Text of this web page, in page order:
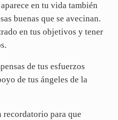
en tu vida también
buenas que se avecinan.
en tus objetivos y tener
de tus esfuerzos
de tus ángeles de la
recordatorio para que